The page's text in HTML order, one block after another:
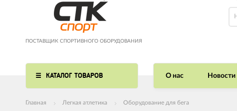
ПОСТАВЩИК СПОРТИВНОГО ОБОРУДОВАНИЯ
КАТАЛОГ ТОВАРОВ О нас Новости
Главная Легкая атлетика Оборудование для бега